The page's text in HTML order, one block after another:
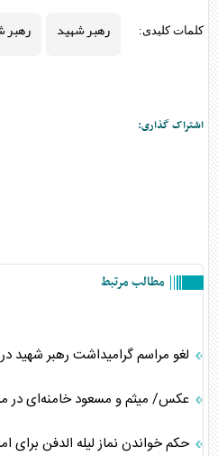
کلمات کلیدی: رهبر شهید رهبر
اشتراک گذاری:
مطالب مرتبط
لغو مراسم گرامیداشت رهبر شهید در روز
عکس/ میثم و مسعود خامنه‌ای در
حکم خواندن نماز لیله الدفن